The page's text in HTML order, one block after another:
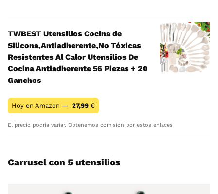
TWBEST Utensilios Cocina de
Silicona,Antiadherente,No Tóxicas
Resistentes Al Calor Utensilios De
Cocina Antiadherente 56 Piezas + 20
Ganchos
Hoy en Amazon — 27,99 €
El precio podría variar. Obtenemos comisión por estos enlaces
Carrusel con 5 utensilios